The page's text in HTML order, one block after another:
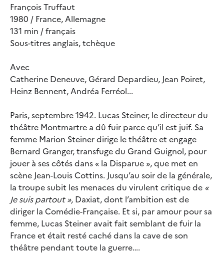
François Truffaut
1980 / France, Allemagne
131 min / français
Sous-titres anglais, tchèque
Avec
Catherine Deneuve, Gérard Depardieu, Jean Poiret,
Heinz Bennent, Andréa Ferréol...
Paris, septembre 1942. Lucas Steiner, le directeur du
théâtre Montmartre a dû fuir parce qu’il est juif. Sa
femme Marion Steiner dirige le théâtre et engage
Bernard Granger, transfuge du Grand Guignol, pour
jouer à ses côtés dans « la Disparue », que met en
scène Jean-Louis Cottins. Jusqu’au soir de la générale,
la troupe subit les menaces du virulent critique de «
Je suis partout », Daxiat, dont l’ambition est de
diriger la Comédie-Française. Et si, par amour pour sa
femme, Lucas Steiner avait fait semblant de fuir la
France et était resté caché dans la cave de son
théâtre pendant toute la guerre….